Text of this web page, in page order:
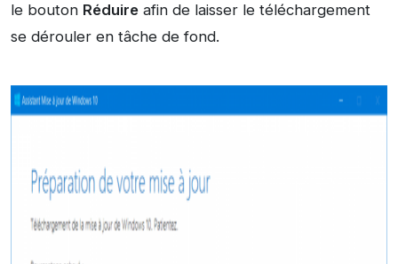
le bouton Réduire afin de laisser le téléchargement
se dérouler en tâche de fond.